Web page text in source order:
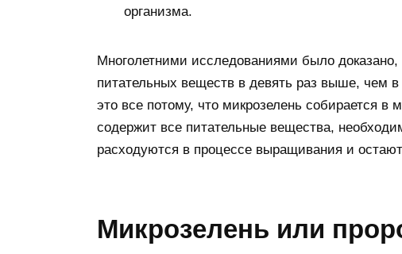
организма.
Многолетними исследованиями было
питательных веществ в девять раз выше, чем
это все потому, что микрозелень собирается в
содержит все питательные вещества,
расходуются в процессе выращивания и
Микрозелень или